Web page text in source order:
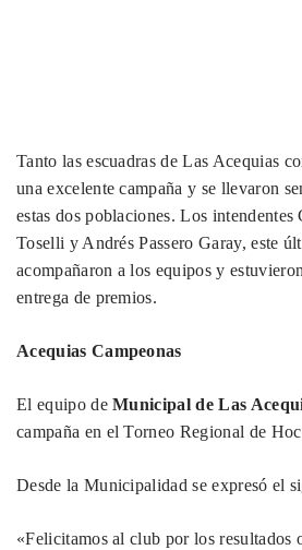
Tanto las escuadras de Las Acequias
una excelente campaña y se llevaron
estas dos poblaciones. Los
Toselli y Andrés Passero Garay, este
acompañaron a los equipos y
entrega de premios.
Acequias Campeonas
El equipo deMunicipal de Las
campaña en el Torneo Regional de
Desde la Municipalidad se expresó el
«Felicitamos al club por los resultados